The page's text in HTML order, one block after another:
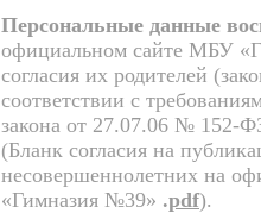
Персональные данные
официальном сайте МБУ
согласия их родителей
соответствии с
закона от 27.07.06 № 152-
(Бланк согласия на
несовершеннолетних на
«Гимназия №39» .pdf).